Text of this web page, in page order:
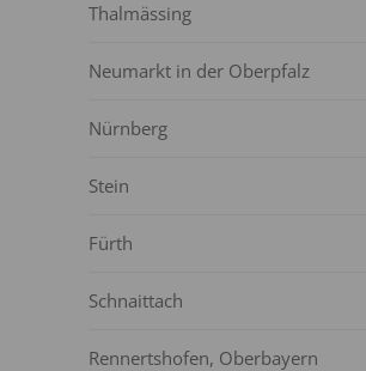
Thalmässing
Neumarkt in der Oberpfalz
Nürnberg
Stein
Fürth
Schnaittach
Rennertshofen, Oberbayern